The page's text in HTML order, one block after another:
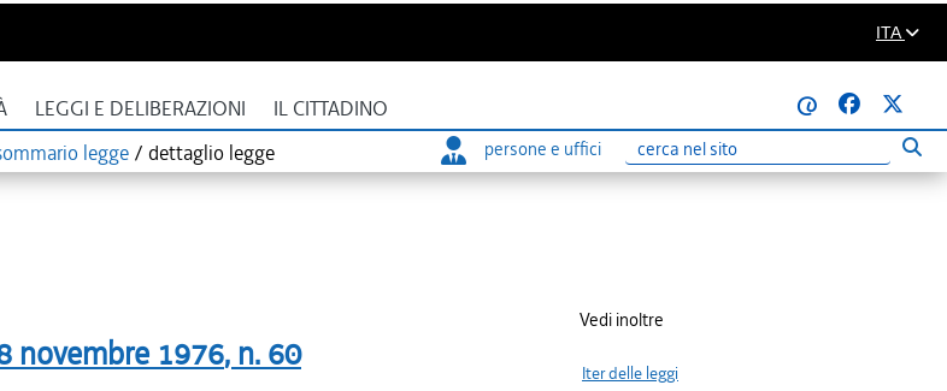
ITA
LEGGI E DELIBERAZIONI IL CITTADINO
@
legge / dettaglio legge persone e uffici
Ricerca
novembre 1976, n. 60
Vedi inoltre
Iter delle leggi